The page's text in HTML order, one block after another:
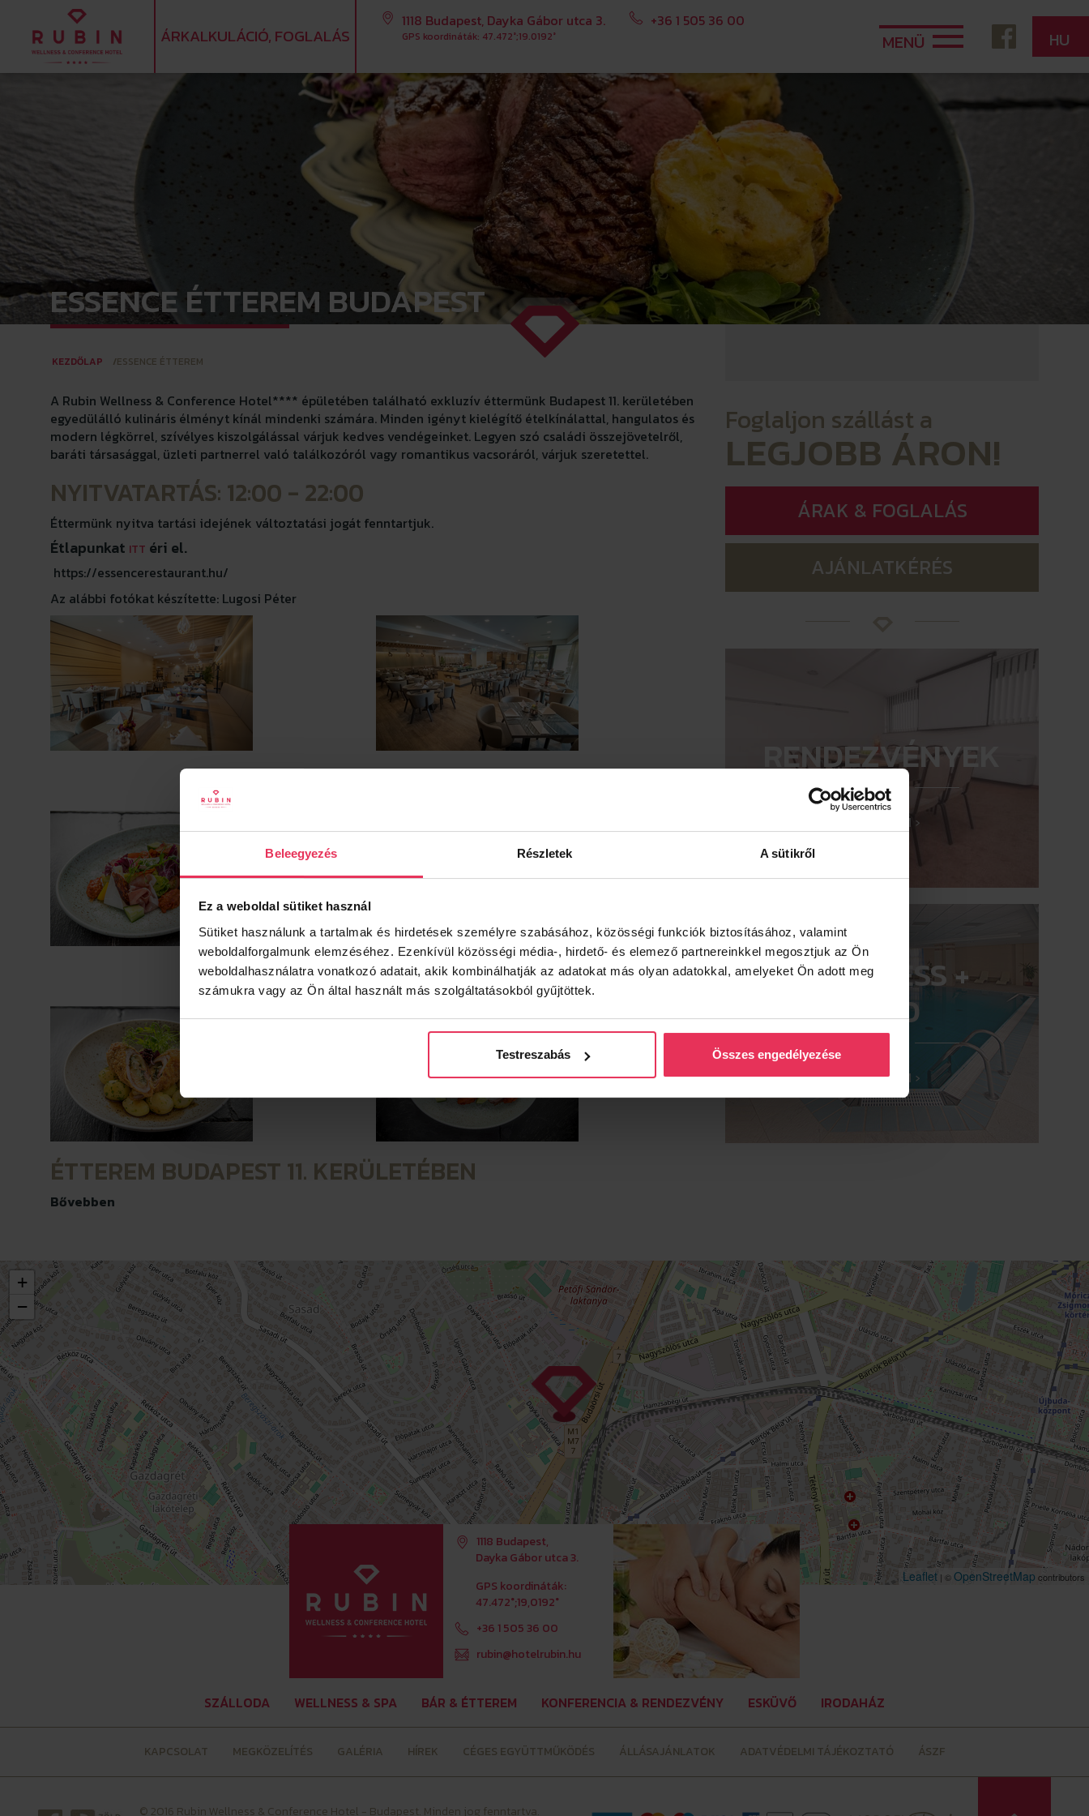
Beleegyezés Részletek A sütikről
Ez a weboldal sütiket használ
Sütiket használunk a tartalmak és hirdetések személyre szabásához, közösségi funkciók biztosításához, valamint
weboldalforgalmunk elemzéséhez. Ezenkívül közösségi média-, hirdető- és elemező partnereinkkel megosztjuk az Ön
weboldalhasználatra vonatkozó adatait, akik kombinálhatják az adatokat más olyan adatokkal, amelyeket Ön adott meg
számukra vagy az Ön által használt más szolgáltatásokból gyűjtöttek.
Testreszabás Összes engedélyezése
ÁRKALKULÁCIÓ, FOGLALÁS HU
1118 Budapest, Dayka Gábor utca 3.
GPS koordináták: 47.472°;19.0192°
+36 1 505 36 00
MENÜ
KEZDŐLAP ESSENCE ÉTTEREM
A Rubin Wellness & Conference Hotel**** épületében található exkluzív éttermünk Budapest 11. kerületében
egyedülálló kulináris élményt kínál mindenki számára. Minden igényt kielégítő ételkínálattal, hangulatos és
modern légkörrel, szívélyes kiszolgálással várjuk kedves vendégeinket. Legyen szó családi összejövetelről,
baráti társasággal, üzleti partnerrel való találkozóról vagy romantikus vacsoráról, várjuk szeretettel.
ESSENCE ÉTTEREM BUDAPEST
NYITVATARTÁS: 12:00 - 22:00
Éttermünk nyitva tartási idejének változtatási jogát fenntartjuk.
Étlapunkat ITT éri el.
https://essencerestaurant.hu/
Az alábbi fotókat készítette: Lugosi Péter
ÉTTEREM BUDAPEST 11. KERÜLETÉBEN
Bővebben
Foglaljon szállást a
LEGJOBB ÁRON!
ÁRAK & FOGLALÁS
AJÁNLATKÉRÉS
RENDEZVÉNYEK
MEGNÉZEM ›
WELLNESS +
EBÉD
MEGNÉZEM ›
+
−
Leaflet | ©OpenStreetMap contributors
1118 Budapest,
Dayka Gábor utca 3.
GPS koordináták:
47.472°;19,0192°
+36 1 505 36 00
rubin@hotelrubin.hu
SZÁLLODA WELLNESS & SPA BÁR & ÉTTEREM KONFERENCIA & RENDEZVÉNY ESKÜVŐ IRODAHÁZ
KAPCSOLAT MEGKÖZELÍTÉS GALÉRIA HÍREK CÉGES EGYÜTTMŰKÖDÉS ÁLLÁSAJÁNLATOK ADATVÉDELMI TÁJÉKOZTATÓ ÁSZF
© 2016 Rubin Wellness & Conference Hotel - Budapest. Minden jog fenntartva.